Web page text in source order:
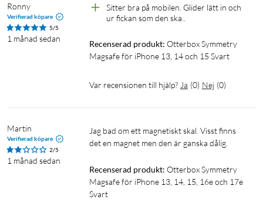
Ronny
Verifierad köpare
5/5
1 månad sedan
Sitter bra på mobilen. Glider lätt in och
ur fickan som den ska..
Recenserad produkt: Otterbox Symmetry
Magsafe för iPhone 13, 14 och 15 Svart
Var recensionen till hjälp? Ja (0) Nej (0)
Martin
Verifierad köpare
2/5
1 månad sedan
Jag bad om ett magnetiskt skal. Visst finns
det en magnet men den är ganska dålig.
Recenserad produkt: Otterbox Symmetry
Magsafe för iPhone 13, 14, 15, 16e och 17e
Svart